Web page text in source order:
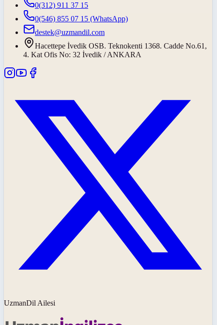
0(312) 911 37 15
0(546) 855 07 15 (WhatsApp)
destek@uzmandil.com
Hacettepe İvedik OSB. Teknokenti 1368. Cadde No.61,
4. Kat Ofis No: 32 İvedik / ANKARA
UzmanDil Ailesi